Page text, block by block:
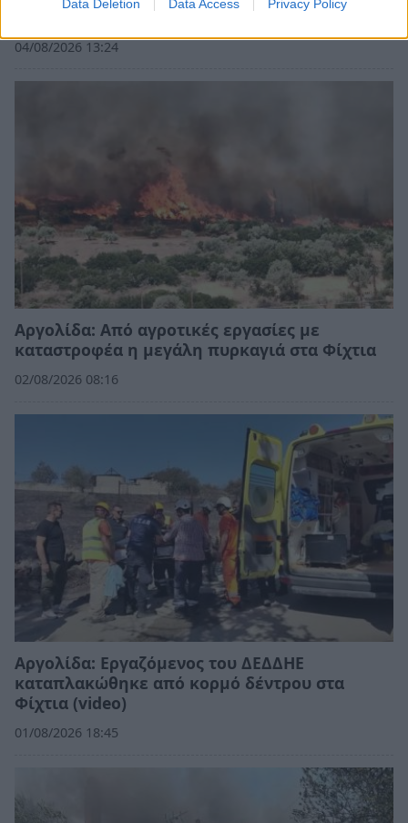
Data Deletion Data Access Privacy Policy
59χρονου ψυχολόγου
04/08/2026 13:24
Αργολίδα: Από αγροτικές εργασίες με
καταστροφέα η μεγάλη πυρκαγιά στα Φίχτια
02/08/2026 08:16
Αργολίδα: Εργαζόμενος του ΔΕΔΔΗΕ
καταπλακώθηκε από κορμό δέντρου στα
Φίχτια (video)
01/08/2026 18:45